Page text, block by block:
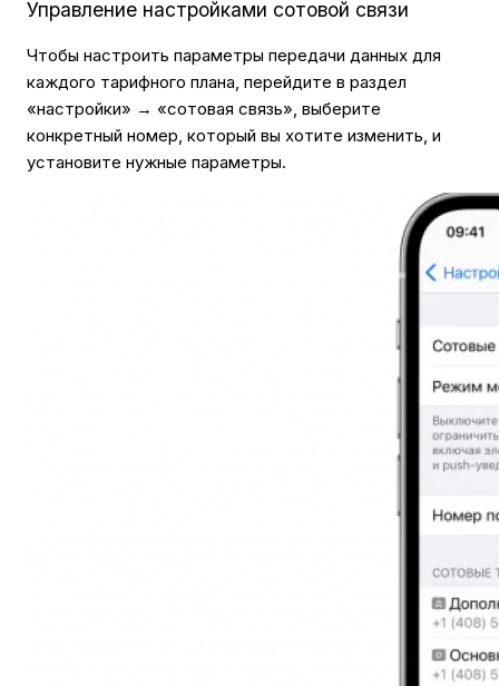
Управление настройками сотовой связи
Чтобы настроить параметры передачи данных для
каждого тарифного плана, перейдите в раздел
«настройки» → «сотовая связь», выберите
конкретный номер, который вы хотите изменить, и
установите нужные параметры.